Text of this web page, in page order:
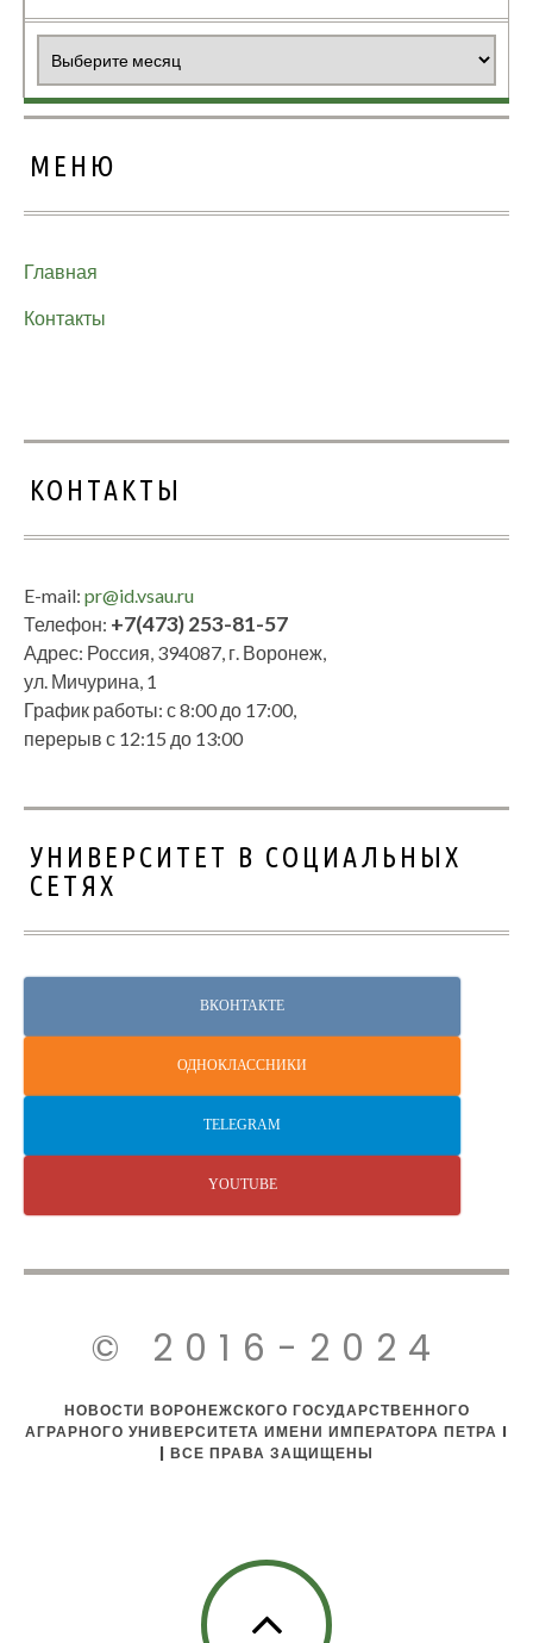
МЕНЮ
Главная
Контакты
КОНТАКТЫ
E-mail: pr@id.vsau.ru
Телефон: +7(473) 253-81-57
Адрес: Россия, 394087, г. Воронеж,
ул. Мичурина, 1
График работы: с 8:00 до 17:00,
перерыв с 12:15 до 13:00
УНИВЕРСИТЕТ В СОЦИАЛЬНЫХ
СЕТЯХ
ВКОНТАКТЕ
ОДНОКЛАССНИКИ
TELEGRAM
YOUTUBE
© 2016-2024
НОВОСТИ ВОРОНЕЖСКОГО ГОСУДАРСТВЕННОГО
АГРАРНОГО УНИВЕРСИТЕТА ИМЕНИ ИМПЕРАТОРА ПЕТРА I
| ВСЕ ПРАВА ЗАЩИЩЕНЫ